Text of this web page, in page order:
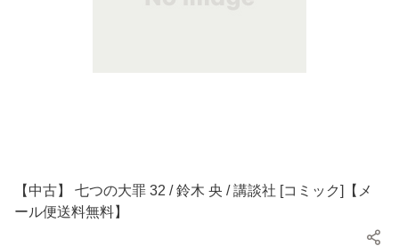
【中古】 七つの大罪 32 / 鈴木 央 / 講談社 [コミック]【メ
ール便送料無料】